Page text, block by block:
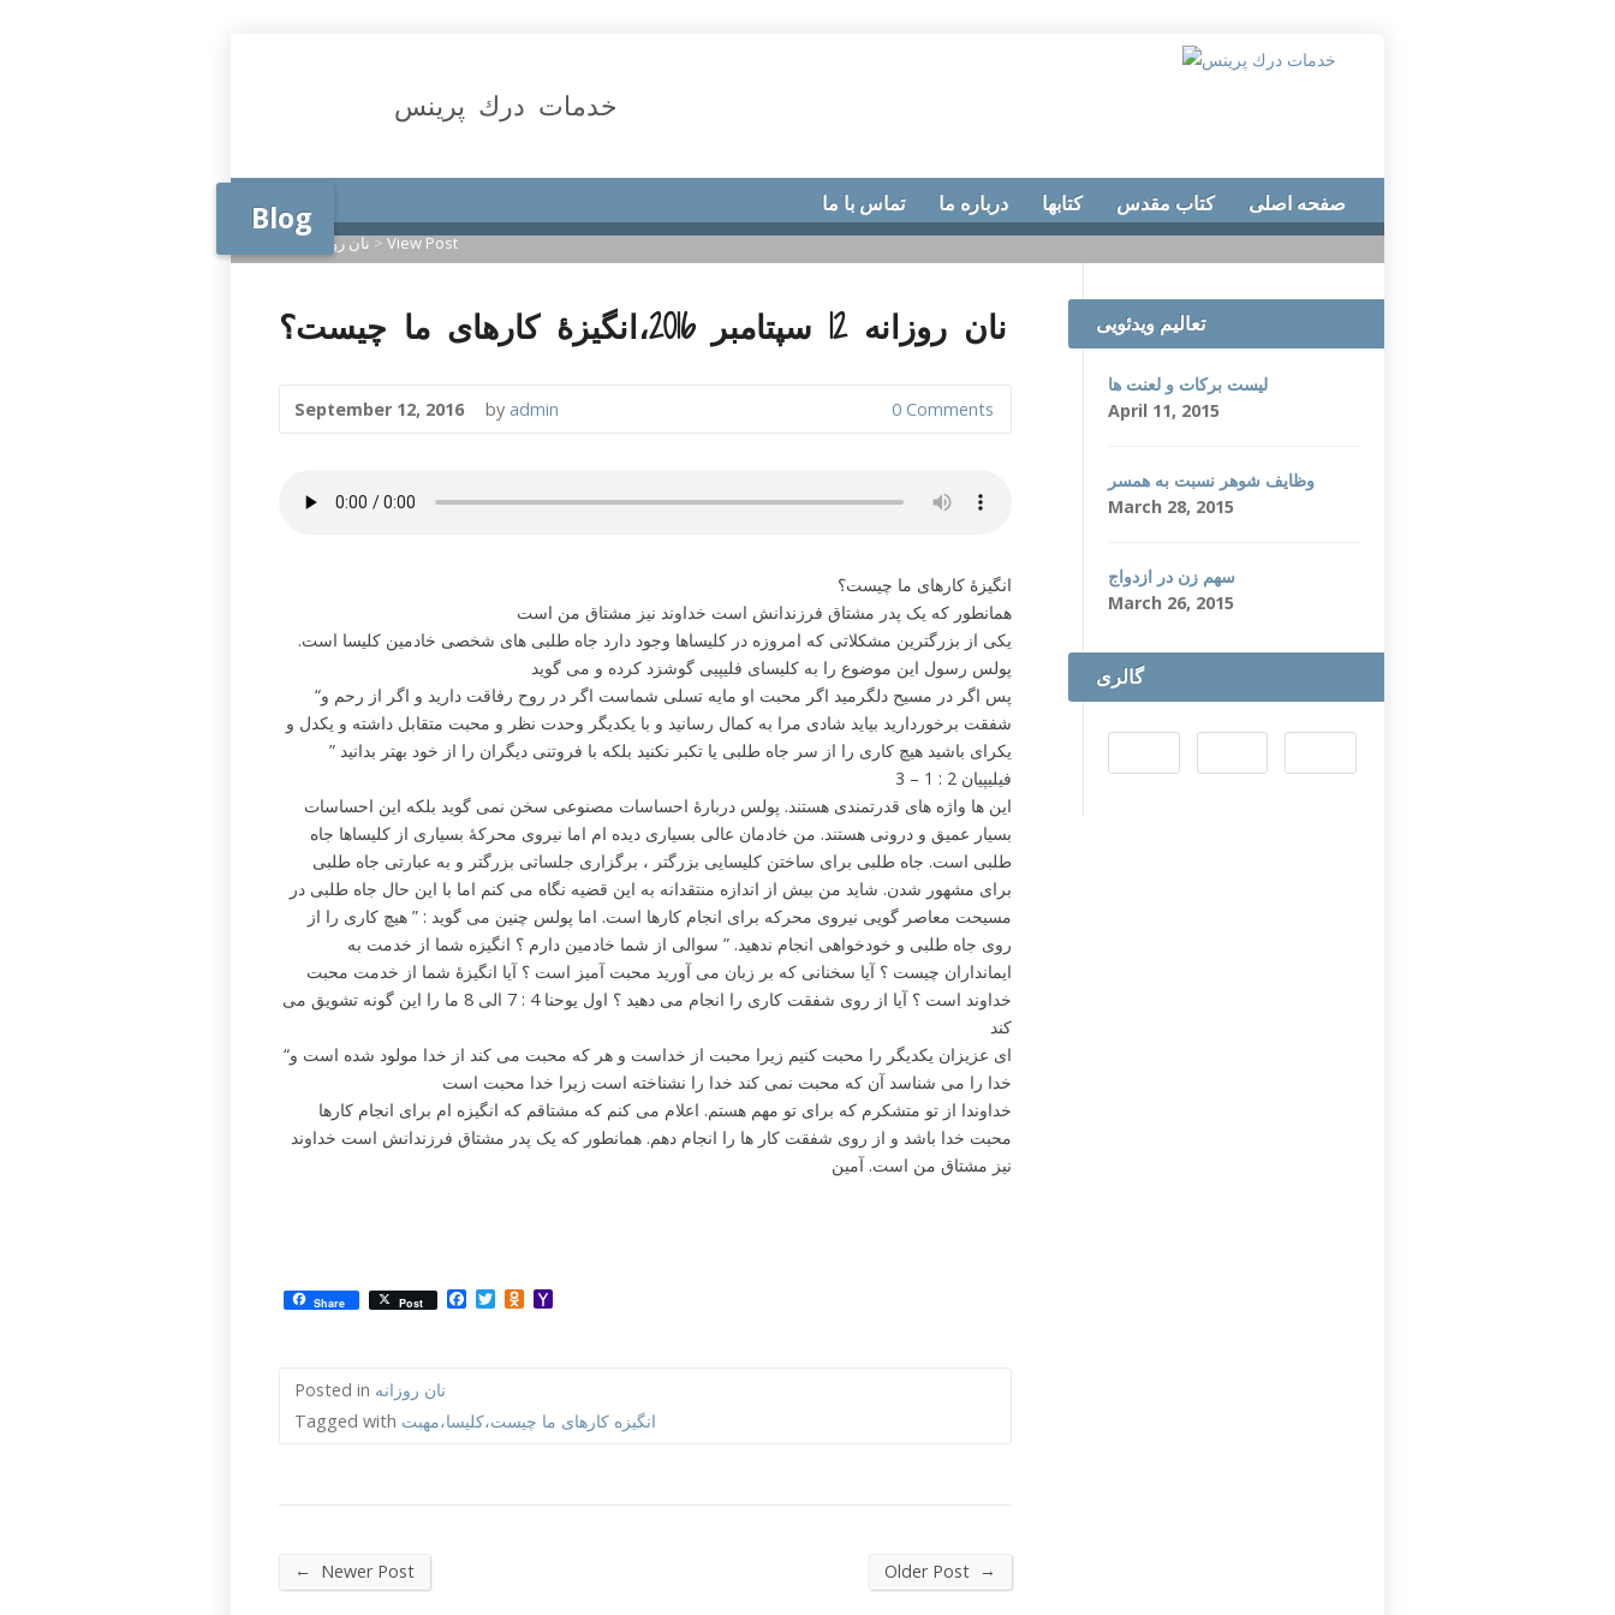
خدمات درك پرينس
تماس با ما درباره ما کتابها کتاب مقدس صفحه اصلی Blog
>نان روزانه>View Post
نان روزانه 12 سپتامبر 2016،انگیزۀ کارهای ما چیست؟
September 12, 2016 by admin 0 Comments
انگیزۀ کارهای ما چیست؟
همانطور که یک پدر مشتاق فرزندانش است خداوند نیز مشتاق من است
یکی از بزرگترین مشکلاتی که امروزه در کلیساها وجود دارد جاه طلبی های شخصی خادمین کلیسا است.
پولس رسول این موضوع را به کلیسای فلیپیی گوشزد کرده و می گوید
“پس اگر در مسیح دلگرمید اگر محبت او مایه تسلی شماست اگر در روح رفاقت دارید و اگر از رحم و
شفقت برخوردارید بیاید شادی مرا به کمال رسانید و با یکدیگر وحدت نظر و محبت متقابل داشته و یکدل و
یکرای باشید هیچ کاری را از سر جاه طلبی یا تکبر نکنید بلکه با فروتنی دیگران را از خود بهتر بدانید ”
فیلیپیان 2 : 1 – 3
این ها واژه های قدرتمندی هستند. پولس دربارۀ احساسات مصنوعی سخن نمی گوید بلکه این احساسات
بسیار عمیق و درونی هستند. من خادمان عالی بسیاری دیده ام اما نیروی محرکۀ بسیاری از کلیساها جاه
طلبی است. جاه طلبی برای ساختن کلیسایی بزرگتر ، برگزاری جلساتی بزرگتر و به عبارتی جاه طلبی
برای مشهور شدن. شاید من بیش از اندازه منتقدانه به این قضیه نگاه می کنم اما با این حال جاه طلبی در
مسیحت معاصر گویی نیروی محرکه برای انجام کارها است. اما پولس چنین می گوید : ” هیچ کاری را از
روی جاه طلبی و خودخواهی انجام ندهید. ” سوالی از شما خادمین دارم ؟ انگیزه شما از خدمت به
ایمانداران چیست ؟ آیا سخنانی که بر زبان می آورید محبت آمیز است ؟ آیا انگیزۀ شما از خدمت محبت
خداوند است ؟ آیا از روی شفقت کاری را انجام می دهید ؟ اول یوحنا 4 : 7 الی 8 ما را این گونه تشویق می
کند
“ای عزیزان یکدیگر را محبت کنیم زیرا محبت از خداست و هر که محبت می کند از خدا مولود شده است و
خدا را می شناسد آن که محبت نمی کند خدا را نشناخته است زیرا خدا محبت است
خداوندا از تو متشکرم که برای تو مهم هستم. اعلام می کنم که مشتاقم که انگیزه ام برای انجام کارها
محبت خدا باشد و از روی شفقت کار ها را انجام دهم. همانطور که یک پدر مشتاق فرزندانش است خداوند
نیز مشتاق من است. آمین
Share Post Facebook
TwitterOdnoklassniki
Posted in نان روزانه
Tagged with انگیزه کارهای ما چیست،کلیسا،مهبت
← Newer Post Older Post →
تعالیم ویدئویی
لیست برکات و لعنت ها
April 11, 2015
وظایف شوهر نسبت به همسر
March 28, 2015
سهم زن در ازدواج
March 26, 2015
گالری